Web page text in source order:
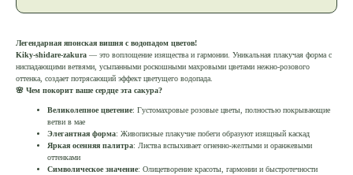
Легендарная японская вишня с водопадом цветов!
Kiky-shidare-zakura — это воплощение изящества и гармонии. Уникальная плакучая форма с
ниспадающими ветвями, усыпанными роскошными махровыми цветами нежно-розового
оттенка, создает потрясающий эффект цветущего водопада.
🌸 Чем покорит ваше сердце эта сакура?
Великолепное цветение: Густомахровые розовые цветы, полностью покрывающие
ветви в мае
Элегантная форма: Живописные плакучие побеги образуют изящный каскад
Яркая осенняя палитра: Листва вспыхивает огненно-желтыми и оранжевыми
оттенками
Символическое значение: Олицетворение красоты, гармонии и быстротечности